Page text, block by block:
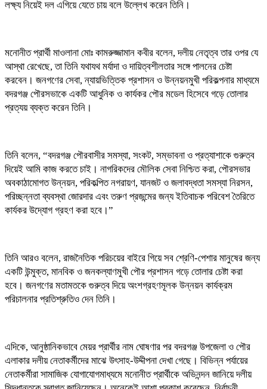
লক্ষ্য নিয়েই দল এগিয়ে যেতে চায় বলে উল্লেখ করেন তিনি।
মনোনীত প্রার্থী মাওলানা মোঃ কামরুজ্জামান কবীর বলেন, দলীয় নেতৃত্ব তার ওপর যে
আস্থা রেখেছে, তা তিনি যথাযথ মর্যাদা ও দায়িত্বশীলতার সঙ্গে পালনের চেষ্টা
করবেন। জনগণের সেবা, ন্যায়ভিত্তিক প্রশাসন ও উন্নয়নমুখী পরিকল্পনার মাধ্যমে
বদরগঞ্জ পৌরসভাকে একটি আধুনিক ও কার্যকর পৌর মডেল হিসেবে গড়ে তোলার
প্রত্যয় ব্যক্ত করেন তিনি।
তিনি বলেন, “বদরগঞ্জ পৌরবাসীর সমস্যা, সংকট, সম্ভাবনা ও প্রত্যাশাকে গুরুত্ব
দিয়েই আমি কাজ করতে চাই। নাগরিকদের মৌলিক সেবা নিশ্চিত করা, পৌরসভার
অবকাঠামোগত উন্নয়ন, পরিকল্পিত নগরায়ণ, যানজট ও জলাবদ্ধতা সমস্যা নিরসন,
পরিচ্ছন্নতা ব্যবস্থা জোরদার এবং তরুণ প্রজন্মের জন্য ইতিবাচক পরিবেশ তৈরিতে
কার্যকর উদ্যোগ গ্রহণ করা হবে।”
তিনি আরও বলেন, রাজনৈতিক পরিচয়ের বাইরে গিয়ে সব শ্রেণি-পেশার মানুষের জন্য
একটি উন্মুক্ত, মানবিক ও জনকল্যাণমুখী পৌর প্রশাসন গড়ে তোলার চেষ্টা করা
হবে। জনগণের মতামতকে গুরুত্ব দিয়ে অংশগ্রহণমূলক উন্নয়ন কার্যক্রম
পরিচালনার প্রতিশ্রুতিও দেন তিনি।
এদিকে, আনুষ্ঠানিকভাবে মেয়র প্রার্থীর নাম ঘোষণার পর বদরগঞ্জ উপজেলা ও পৌর
এলাকার দলীয় নেতাকর্মীদের মাঝে উৎসাহ-উদ্দীপনা দেখা গেছে। বিভিন্ন পর্যায়ের
নেতাকর্মীরা সামাজিক যোগাযোগমাধ্যমে মনোনীত প্রার্থীকে অভিনন্দন জানিয়ে দলীয়